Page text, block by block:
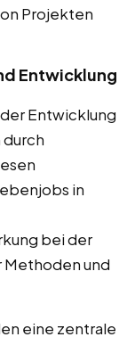
Projekten
Entwicklung
Entwicklung
in
bei der
Methoden und
eine zentrale